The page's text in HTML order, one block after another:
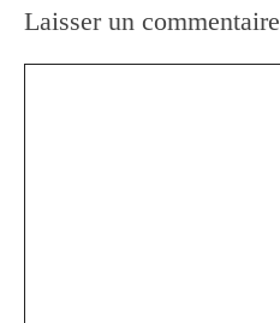
Laisser un commentaire